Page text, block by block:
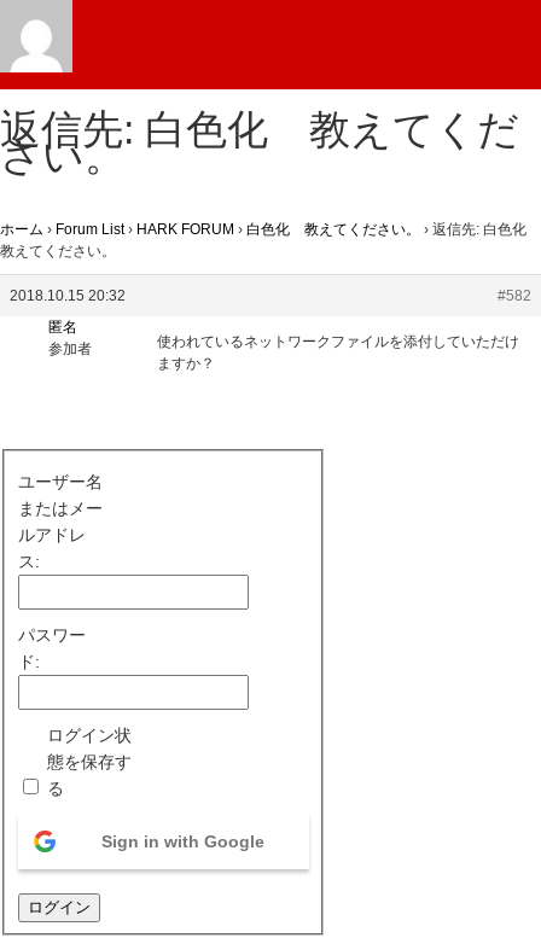
返信先: 白色化 教えてくだ
さい。
ホーム › Forum List › HARK FORUM › 白色化 教えてください。 › 返信先: 白色化
教えてください。
2018.10.15 20:32
#582
匿名
参加者
使われているネットワークファイルを添付していただけ
ますか？
ユーザー名
またはメー
ルアドレ
ス:
パスワー
ド:
ログイン状
態を保存す
る
Sign in with Google
ログイン